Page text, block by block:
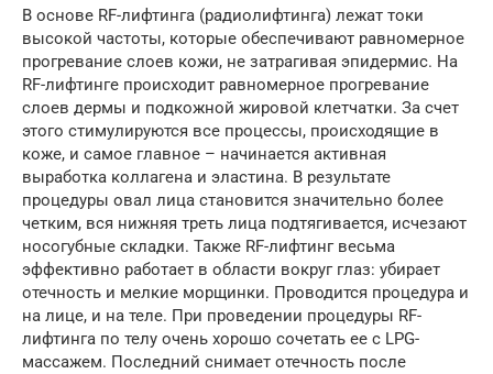
В основе RF-лифтинга (радиолифтинга) лежат токи
высокой частоты, которые обеспечивают равномерное
прогревание слоев кожи, не затрагивая эпидермис. На
RF-лифтинге происходит равномерное прогревание
слоев дермы и подкожной жировой клетчатки. За счет
этого стимулируются все процессы, происходящие в
коже, и самое главное – начинается активная
выработка коллагена и эластина. В результате
процедуры овал лица становится значительно более
четким, вся нижняя треть лица подтягивается, исчезают
носогубные складки. Также RF-лифтинг весьма
эффективно работает в области вокруг глаз: убирает
отечность и мелкие морщинки. Проводится процедура и
на лице, и на теле. При проведении процедуры RF-
лифтинга по телу очень хорошо сочетать ее с LPG-
массажем. Последний снимает отечность после